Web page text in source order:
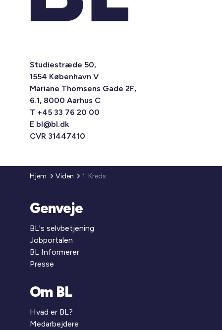
Studiestræde 50,
1554 København V
Mariane Thomsens Gade 2F,
6.1, 8000 Aarhus C
T +45 33 76 20 00
E bl@bl.dk
CVR 31447410
Hjem Viden 1. Kreds
Genveje
BL's selvbetjening
Jobportalen
BL Informerer
Presse
Om BL
Hvad er BL?
Medarbejdere